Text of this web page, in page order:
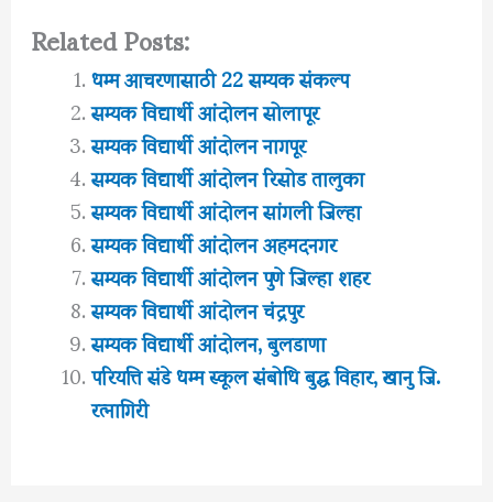
Related Posts:
धम्म आचरणासाठी 22 सम्यक संकल्प
सम्यक विद्यार्थी आंदोलन सोलापूर
सम्यक विद्यार्थी आंदोलन नागपूर
सम्यक विद्यार्थी आंदोलन रिसोड तालुका
सम्यक विद्यार्थी आंदोलन सांगली जिल्हा
सम्यक विद्यार्थी आंदोलन अहमदनगर
सम्यक विद्यार्थी आंदोलन पुणे जिल्हा शहर
सम्यक विद्यार्थी आंदोलन चंद्रपुर
सम्यक विद्यार्थी आंदोलन, बुलडाणा
परियत्ति संडे धम्म स्कूल संबोधि बुद्ध विहार, खानु जि.
रत्नागिरी